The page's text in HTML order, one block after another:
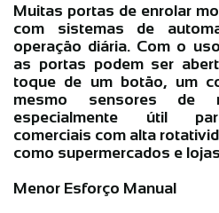
Muitas portas de enrolar
com sistemas de
operação diária. Com o
as portas podem ser
toque de um botão, um
mesmo sensores de
especialmente útil
comerciais com alta
como supermercados e
Menor Esforço Manual